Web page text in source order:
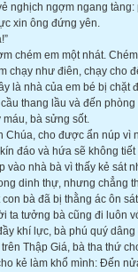
nghịch ngợm ngang
xin ông đứng yên.
chém em một nhát.
chạy như điên, chạy cho
là nhà của em bé bị chặt
thang lầu và đến
bà sửng sốt.
Chúa, cho được ẩn núp vì
đáo và hứa sẽ không tiết
vào nhà bà vì thấy kẻ sát
dinh thự, nhưng chẳng
bà đã bị thằng ác ôn
ta tưởng bà cũng đi luôn
khí lực, bà phú quý
Thập Giá, bà tha thứ
kẻ làm khổ mình: Đến